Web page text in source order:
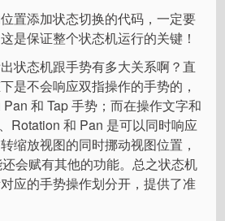
置添加状态切换的代码，一定要
是保证整个状态机运行的关键！
状态机跟手势有多大关系啊？直
是不会响应双指操作的手势的，
和 Tap 手势；而在操作文字和
Rotation 和 Pan 是可以同时响应
缩放视图的同时挪动视图位置，
会赋有其他的功能。总之状态机
应的手势操作划分开，提供了准